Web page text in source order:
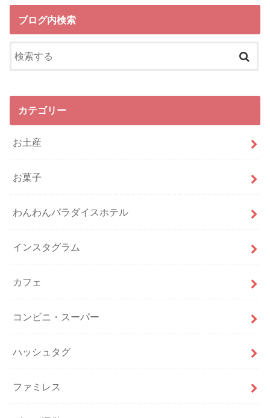
ブログ内検索
カテゴリー
お土産
お菓子
わんわんパラダイスホテル
インスタグラム
カフェ
コンビニ・スーパー
ハッシュタグ
ファミレス